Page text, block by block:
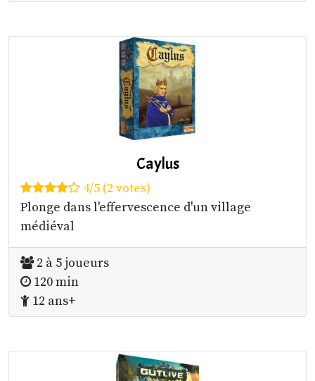
Caylus
4/5 (2 votes)
Plonge dans l'effervescence d'un village
médiéval
2 à 5 joueurs
120 min
12 ans+